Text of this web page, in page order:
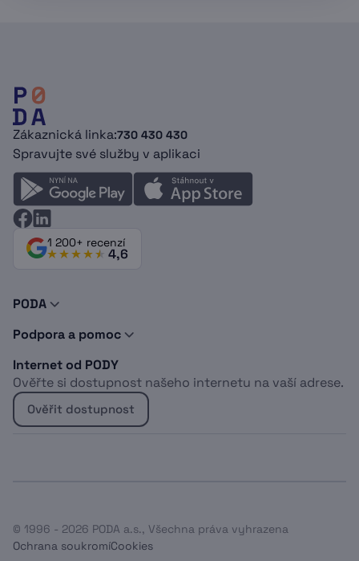
Zákaznická linka:730 430 430
Spravujte své služby v aplikaci
1 200+ recenzí
4,6
PODA
Novinky a tipy
Doporuč PODU
Dokumenty
Logomanuál
Kabelová televize
Podpora a pomoc
Podpora
Vyjádření o existenci sítí
Whistleblowing
Projekt EU
Internet od PODY
Ověřte si dostupnost našeho internetu na vaší adrese.
Ověřit dostupnost
© 1996 - 2026 PODA a.s., Všechna práva vyhrazena
Ochrana soukromíCookies